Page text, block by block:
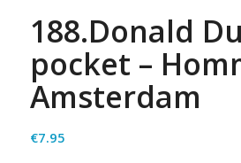
188.Donald
pocket –
Amsterdam
€7.95